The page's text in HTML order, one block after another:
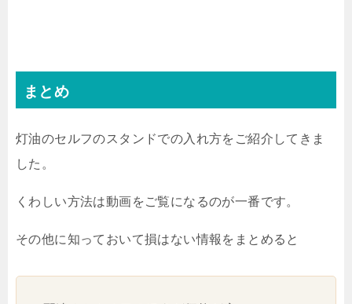
まとめ
灯油のセルフのスタンドでの入れ方をご紹介してきま
した。
くわしい方法は動画をご覧になるのが一番です。
その他に知っておいて損はない情報をまとめると